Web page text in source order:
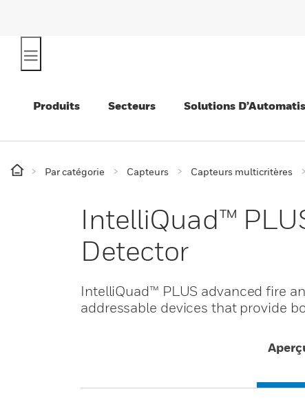
Produits Secteurs Solutions
Par catégorie Capteurs Capteurs multicritères
IntelliQuad™
Detector
IntelliQuad™ PLUS advanced fire
addressable devices that provide